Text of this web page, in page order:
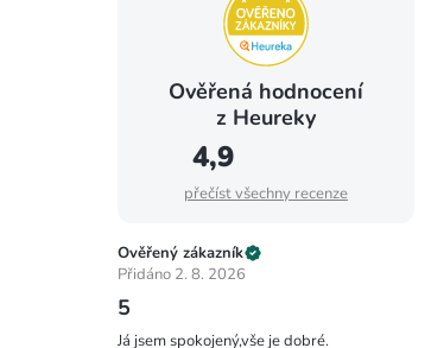
Ověřená hodnocení
z Heureky
4,9
přečíst všechny recenze
Ověřený zákazník
Přidáno 2. 8. 2026
5
Já jsem spokojený,vše je dobré.